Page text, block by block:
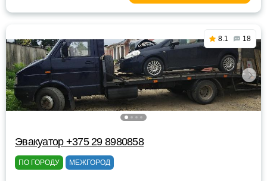
8.1 18
Эвакуатор +375 29 8980858
ПО ГОРОДУ МЕЖГОРОД